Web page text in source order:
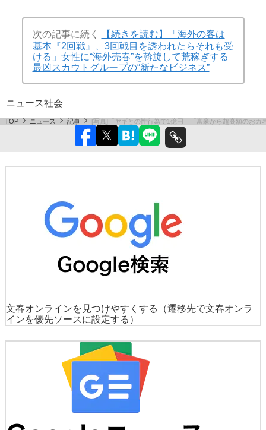
次の記事に続く
【続きを読む】「海外の客は
基本『2回戦』、3回戦目を誘われたらそれも受
ける」女性に“海外売春”を斡旋して荒稼ぎする
最凶スカウトグループの“新たなビジネス”
ニュース社会
TOP ニュース 記事 [写真]「ヤギとの性行為で1億円」「富豪から超高額のお
文春オンラインを見つけやすくする
（遷移先で文春オンラ
インを優先ソースに設定する）